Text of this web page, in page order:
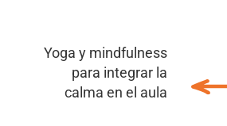
Yoga y mindfulness
para integrar la
calma en el aula